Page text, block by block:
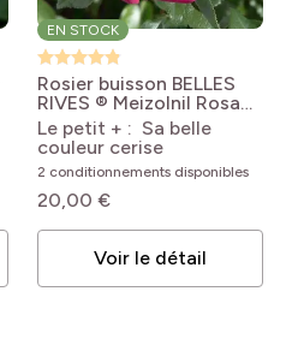
EN STOCK
Rosier buisson BELLES
RIVES ® Meizolnil Rosa
Belles Rives® 'Meizolnil'
Le petit + : Sa belle
couleur cerise
2 conditionnements disponibles
20,00 €
Voir le détail